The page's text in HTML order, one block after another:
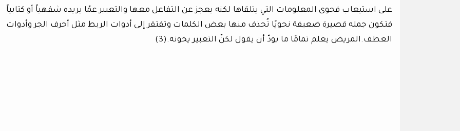
على استيعاب فحوى المعلومات التي يتلقاها لكنه يعجز عن التفاعل معها والتعبير عمّا يريده شفهياً أو كتابياً
فتكون جمله قصيرة ضعيفة نحويًا تُحذف منها بعض الكلمات وتفتقر إلى أدوات الربط مثل أحرف الجر وأدوات
العطف.المريض يعلم تمامًا ما يودّ أن يقول لكنّ التعبير يخونه.(3)